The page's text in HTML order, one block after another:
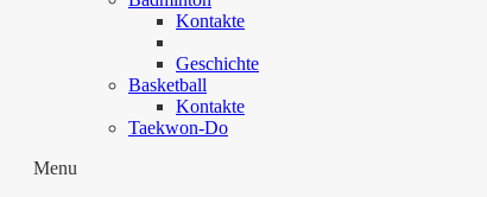
Kontakte
Geschichte
Basketball
Kontakte
Taekwon-Do
Menu